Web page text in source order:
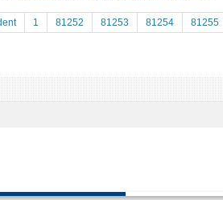
1 81252 81253 81254 81255